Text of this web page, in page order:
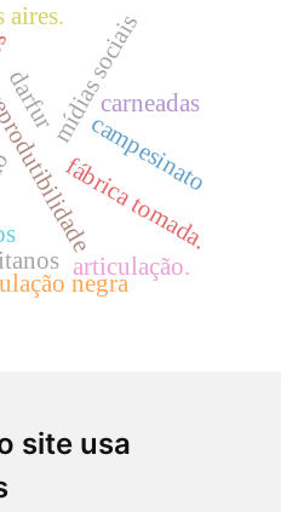
site usa
mídias sociais
campesinato
carneadas
fábrica tomada.
articulação.
darfur
aires.
negra